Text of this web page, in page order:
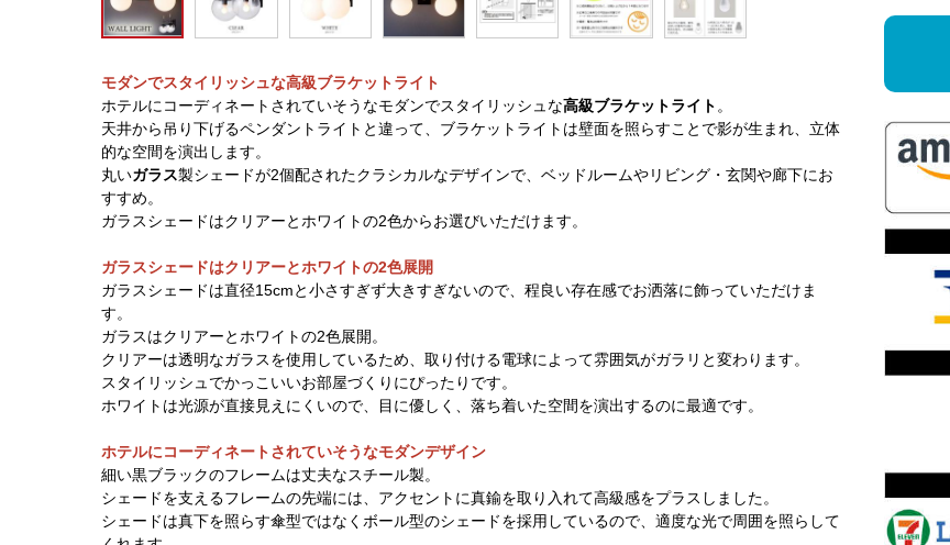
モダンでスタイリッシュな高級ブラケットライト
ホテルにコーディネートされていそうなモダンでスタイリッシュな高級ブラケットライト。
天井から吊り下げるペンダントライトと違って、ブラケットライトは壁面を照らすことで影が生まれ、立体
的な空間を演出します。
丸いガラス製シェードが2個配されたクラシカルなデザインで、ベッドルームやリビング・玄関や廊下にお
すすめ。
ガラスシェードはクリアーとホワイトの2色からお選びいただけます。
ガラスシェードはクリアーとホワイトの2色展開
ガラスシェードは直径15cmと小さすぎず大きすぎないので、程良い存在感でお洒落に飾っていただけま
す。
ガラスはクリアーとホワイトの2色展開。
クリアーは透明なガラスを使用しているため、取り付ける電球によって雰囲気がガラリと変わります。
スタイリッシュでかっこいいお部屋づくりにぴったりです。
ホワイトは光源が直接見えにくいので、目に優しく、落ち着いた空間を演出するのに最適です。
ホテルにコーディネートされていそうなモダンデザイン
細い黒ブラックのフレームは丈夫なスチール製。
シェードを支えるフレームの先端には、アクセントに真鍮を取り入れて高級感をプラスしました。
シェードは真下を照らす傘型ではなくボール型のシェードを採用しているので、適度な光で周囲を照らして